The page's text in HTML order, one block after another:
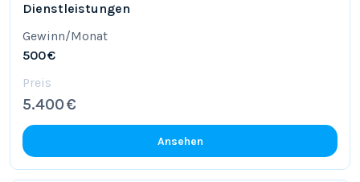
Dienstleistungen
Gewinn/Monat
500 €
Preis
5.400 €
Ansehen